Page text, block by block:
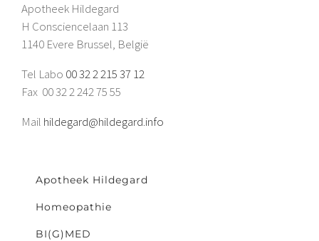
Apotheek Hildegard
H Consciencelaan 113
1140 Evere Brussel, België
Tel Labo 00 32 2 215 37 12
Fax 00 32 2 242 75 55
Mail hildegard@hildegard.info
Apotheek Hildegard
Homeopathie
BI(G)MED